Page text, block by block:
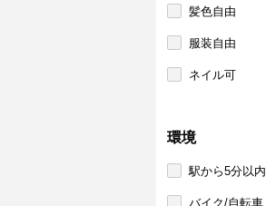
髪色自由
服装自由
ネイル可
環境
駅から5分以内
バイク/自転車